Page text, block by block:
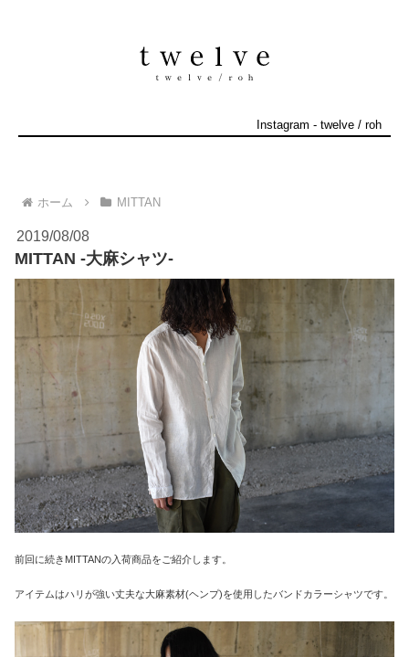
Instagram - twelve / roh
ホーム MITTAN
2019/08/08
MITTAN -大麻シャツ-
前回に続きMITTANの入荷商品をご紹介します。
アイテムはハリが強い丈夫な大麻素材(ヘンプ)を使用したバンドカラーシャツです。